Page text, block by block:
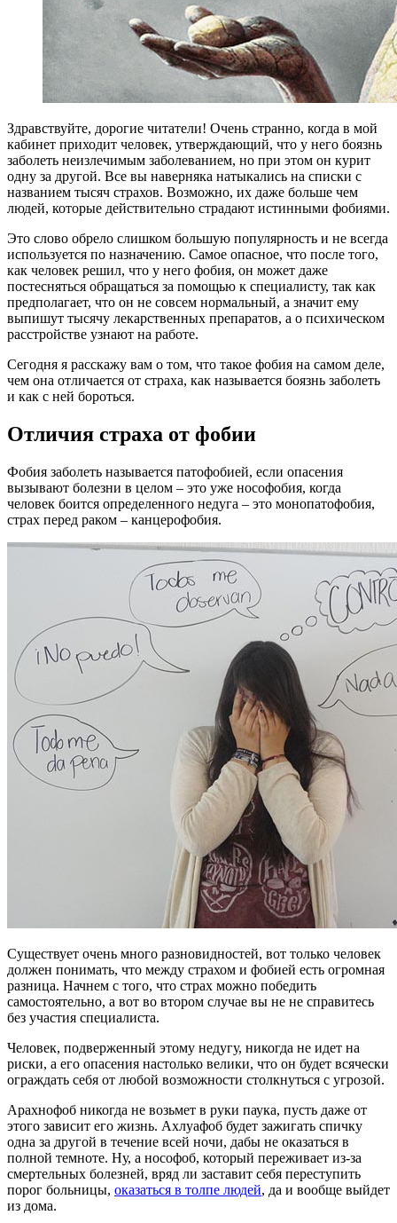
Здравствуйте, дорогие читатели! Очень странно, когда в мой
кабинет приходит человек, утверждающий, что у него боязнь
заболеть неизлечимым заболеванием, но при этом он курит
одну за другой. Все вы наверняка натыкались на списки с
названием тысяч страхов. Возможно, их даже больше чем
людей, которые действительно страдают истинными фобиями.
Это слово обрело слишком большую популярность и не всегда
используется по назначению. Самое опасное, что после того,
как человек решил, что у него фобия, он может даже
постесняться обращаться за помощью к специалисту, так как
предполагает, что он не совсем нормальный, а значит ему
выпишут тысячу лекарственных препаратов, а о психическом
расстройстве узнают на работе.
Сегодня я расскажу вам о том, что такое фобия на самом деле,
чем она отличается от страха, как называется боязнь заболеть
и как с ней бороться.
Отличия страха от фобии
Фобия заболеть называется патофобией, если опасения
вызывают болезни в целом – это уже нософобия, когда
человек боится определенного недуга – это монопатофобия,
страх перед раком – канцерофобия.
Существует очень много разновидностей, вот только человек
должен понимать, что между страхом и фобией есть огромная
разница. Начнем с того, что страх можно победить
самостоятельно, а вот во втором случае вы не не справитесь
без участия специалиста.
Человек, подверженный этому недугу, никогда не идет на
риски, а его опасения настолько велики, что он будет всячески
ограждать себя от любой возможности столкнуться с угрозой.
Арахнофоб никогда не возьмет в руки паука, пусть даже от
этого зависит его жизнь. Ахлуафоб будет зажигать спичку
одна за другой в течение всей ночи, дабы не оказаться в
полной темноте. Ну, а нософоб, который переживает из-за
смертельных болезней, вряд ли заставит себя переступить
порог больницы, оказаться в толпе людей, да и вообще выйдет
из дома.